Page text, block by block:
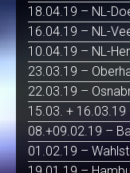
18.04.19 – NL-
16.04.19 – NL-
10.04.19 – NL-
23.03.19 –
22.03.19 –
15.03. + 16.03.19
08.+09.02.19 –
01.02.19 –